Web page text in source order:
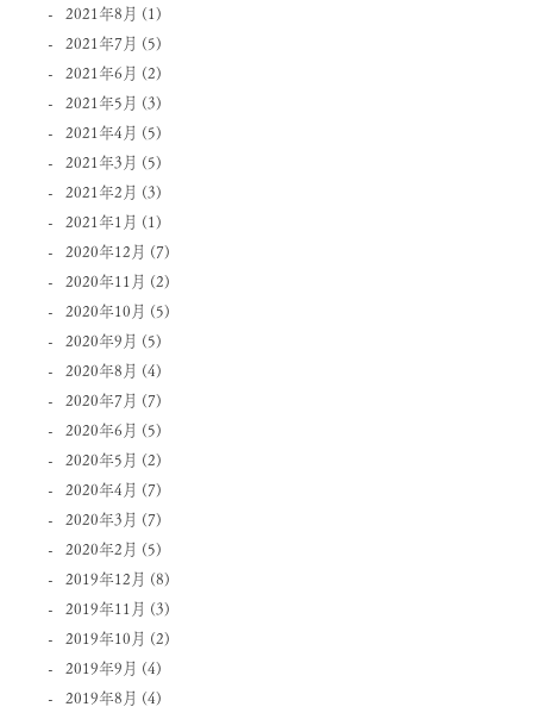
2021年8月 (1)
2021年7月 (5)
2021年6月 (2)
2021年5月 (3)
2021年4月 (5)
2021年3月 (5)
2021年2月 (3)
2021年1月 (1)
2020年12月 (7)
2020年11月 (2)
2020年10月 (5)
2020年9月 (5)
2020年8月 (4)
2020年7月 (7)
2020年6月 (5)
2020年5月 (2)
2020年4月 (7)
2020年3月 (7)
2020年2月 (5)
2019年12月 (8)
2019年11月 (3)
2019年10月 (2)
2019年9月 (4)
2019年8月 (4)